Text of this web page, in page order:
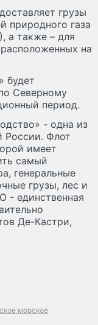
грузы
природного газа
а также – для
на
будет
Северному
период.
- одна из
России. Флот
имеет
самый
генеральные
грузы, лес и
- единственная
Де-Кастри,
морское